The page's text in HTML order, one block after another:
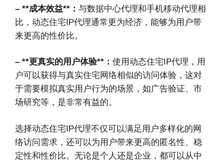
– **成本效益**： 与数据中心代理和手机移动代理相
比，动态住宅IP代理通常更为经济，能够为用户带
来更高的性价比。
– **更真实的用户体验**： 使用动态住宅IP代理，用
户可以获得与真实住宅网络相似的访问体验，这对
于需要模拟真实用户行为的场景，如广告验证、市
场研究等，是非常有益的。
选择动态住宅IP代理不仅可以满足用户多样化的网
络访问需求，还可以为用户带来更高的匿名性、稳
定性和性价比。无论是个人还是企业，都可以从中